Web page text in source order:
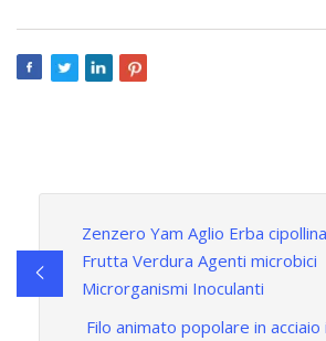
Zenzero Yam Aglio Erba
Frutta Verdura Agenti microbici
Microrganismi Inoculanti
Filo animato popolare in